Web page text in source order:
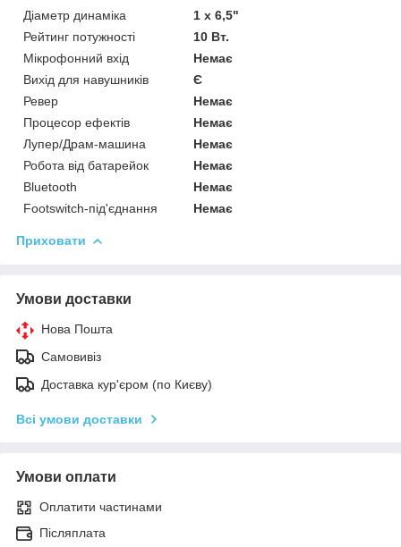
Діаметр динаміка
1 x 6,5"
Рейтинг потужності
10 Вт.
Мікрофонний вхід
Немає
Вихід для навушників
Є
Ревер
Немає
Процесор ефектів
Немає
Лупер/Драм-машина
Немає
Робота від батарейок
Немає
Bluetooth
Немає
Footswitch-під'єднання
Немає
Приховати
Умови доставки
Нова Пошта
Самовивіз
Доставка кур'єром (по Києву)
Всі умови доставки
Умови оплати
Оплатити частинами
Післяплата